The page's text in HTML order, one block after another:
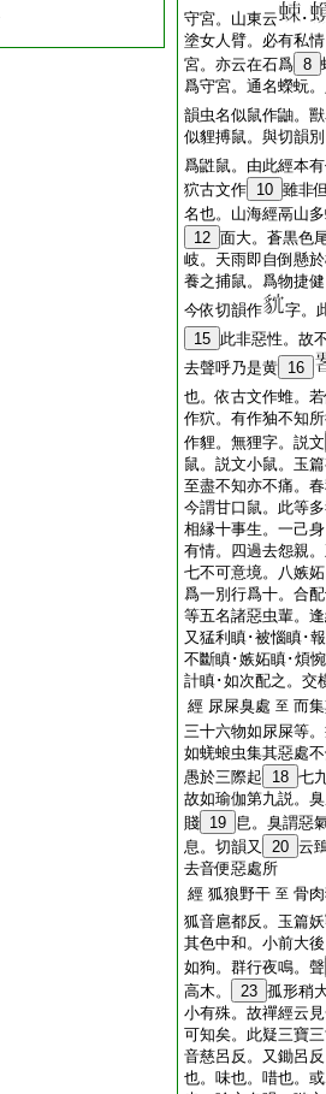
守宮。山東云
･
塗女人臂。必有私
宮。亦云在石爲 8
爲守宮。通名蠑蚖
韻虫名似鼠作鼬。
似貍搏鼠。與切韻
爲鼪鼠。由此經本
狖古文作 10 雖非
名也。山海經鬲山
12 面大。蒼黒色
岐。天雨即自倒懸
養之捕鼠。爲物捷
今依切韻作
字。
15 此非惡性。故
去聲呼乃是黄 16
也。依古文作蜼。
作狖。有作㹨不知
作貍。無狸字。説文
鼠。説文小鼠。玉
至盡不知亦不痛。
今謂甘口鼠。此等
相縁十事生。一己
有情。四過去怨親
七不可意境。八嫉
爲一別行爲十。合
等五名諸惡虫輩。
又猛利瞋･被惱瞋･
不斷瞋･嫉妬瞋･煩
計瞋･如次配之。交
經 尿屎臭處 至 而
三十六物如尿屎等
如蜣蜋虫集其惡處
愚於三際起
18 七
故如瑜伽第九説。
賤 19 皀。臭謂惡
息。切韻又
20 云
去音便惡處所
經 狐狼野干 至 骨
狐音扈都反。玉篇
其色中和。小前大
如狗。群行夜鳴。聲
高木。
23 孤形稍
小有殊。故禪經云
可知矣。此疑三寶
音慈呂反。又鋤呂
也。味也。唶也。